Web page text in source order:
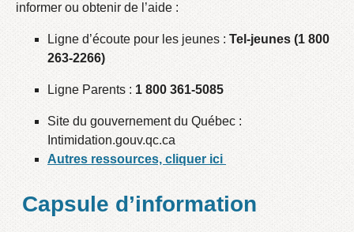
informer ou obtenir de l’aide :
Ligne d’écoute pour les jeunes : Tel-jeunes (1 800
263-2266)
Ligne Parents : 1 800 361-5085
Site du gouvernement du Québec :
Intimidation.gouv.qc.ca
Autres ressources, cliquer ici
Capsule d’information